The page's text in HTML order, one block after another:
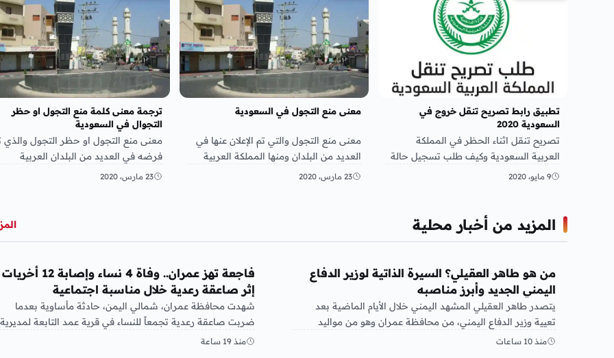
تطبيق رابط تصريح تنقل خروج في
السعودية 2020
تصريح تنقل اثناء الحظر في المملكة
العربية السعودية وكيف طلب تسجيل حالة
لعمل واجراء التصريح الخاص بالتنقل
9 مايو، 2020
معنى منع التجول في السعودية
معنى منع التجول والتي تم الإعلان عنها في
العديد من البلدان ومنها المملكة العربية
السعودية وسوف يكون هناك في بعض…
23 مارس، 2020
ترجمة معنى كلمة منع التجول او حظر
التجوال في السعودية
معنى منع التجول او حظر التجول والذي
فرضه في العديد من البلدان العربية
والأجنبية خلال هذا العام بسبب فيروس…
23 مارس، 2020
المزيد من أخبار محلية
من هو طاهر العقيلي؟ السيرة الذاتية لوزير الدفاع
اليمني الجديد وأبرز مناصبه
يتصدر طاهر العقيلي المشهد اليمني خلال الأيام الماضية بعد
تعيية وزير الدفاع اليمني، من محافظة عمران وهو من مواليد
1970،وإلتحق…
منذ 10 ساعات
فاجعة تهز عمران.. وفاة 4 نساء وإصابة 12 أخريات
إثر صاعقة رعدية خلال مناسبة اجتماعية
شهدت محافظة عمران، شمالي اليمن، حادثة مأساوية بعدما
ضربت صاعقة رعدية تجمعاً للنساء في قرية عمد التابعة لمديرية
عيال سريح،…
منذ 19 ساعة